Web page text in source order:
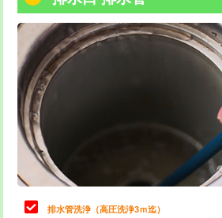
給水管工事※（ライニング鋼管・銅
管・ポリ管・HT管使用/3ｍまで)
給水管工事※（ライニング鋼管・銅
管・ポリ管・HT管使用/3ｍ超え)
排水管工事（土の掘削・埋め戻し作
業）
排水管工事（排水管工事/3ｍまで）
排水管工事（追加 排水管工事/3ｍ超
え）
トーラー機使用/3mまで
追加トーラー機使用/3m超え
カメラ調査
桝清掃
止水・漏水調査・防水処理・清掃・修
理・調整・分解・加工など（軽作業）
止水・漏水調査・防水処理・清掃・修
理・調整・分解・加工など（中作業）
排水管洗浄（高圧洗浄3ｍ迄）